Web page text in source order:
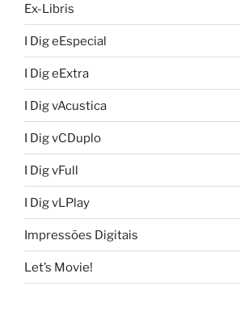
Ex-Libris
I Dig eEspecial
I Dig eExtra
I Dig vAcustica
I Dig vCDuplo
I Dig vFull
I Dig vLPlay
Impressões Digitais
Let’s Movie!